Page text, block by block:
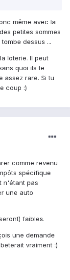
même avec la
petites sommes
dessus ...
loterie. Il peut
quoi ils te
assez rare. Si tu
coup :)
comme revenu
spécifique
n'étant pas
une auto
faibles.
une demande
vraiment :)